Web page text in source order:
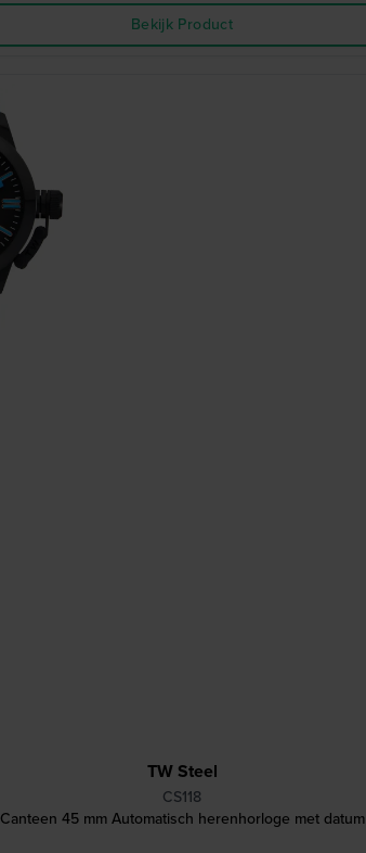
Bekijk Product
TW Steel
CS118
Canteen 45 mm Automatisch herenhorloge met datum